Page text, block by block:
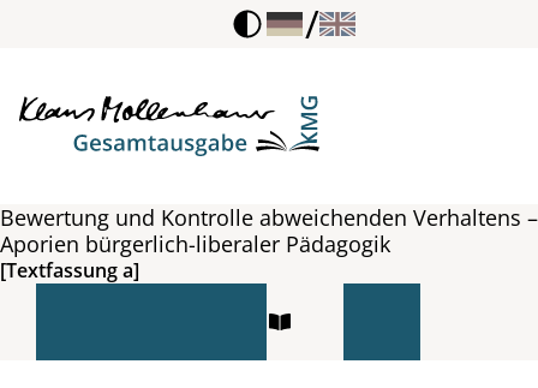
/
Bewertung und Kontrolle abweichenden Verhaltens –
Aporien bürgerlich-liberaler Pädagogik
[Textfassung a]